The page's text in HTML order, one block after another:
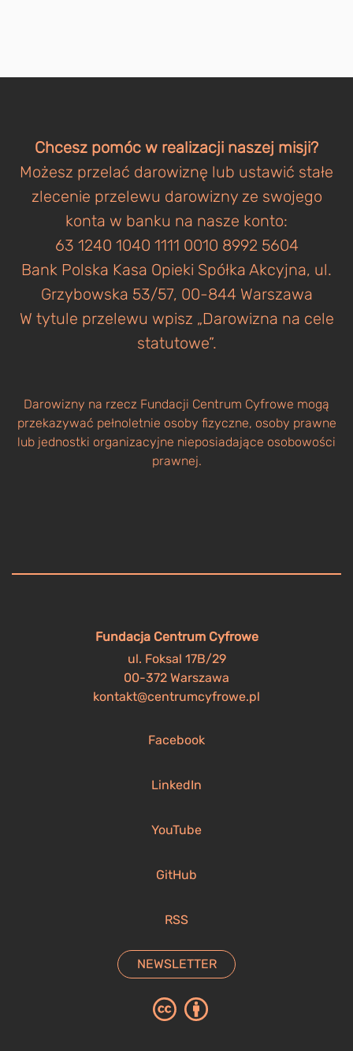
Chcesz pomóc w realizacji naszej misji?
Możesz przelać darowiznę lub ustawić stałe
zlecenie przelewu darowizny ze swojego
konta w banku na nasze konto:
63 1240 1040 1111 0010 8992 5604
Bank Polska Kasa Opieki Spółka Akcyjna, ul.
Grzybowska 53/57, 00-844 Warszawa
W tytule przelewu wpisz „Darowizna na cele
statutowe”.
Darowizny na rzecz Fundacji Centrum Cyfrowe mogą
przekazywać pełnoletnie osoby fizyczne, osoby prawne
lub jednostki organizacyjne nieposiadające osobowości
prawnej.
Fundacja Centrum Cyfrowe
ul. Foksal 17B/29
00-372 Warszawa
kontakt@centrumcyfrowe.pl
Facebook
LinkedIn
YouTube
GitHub
RSS
NEWSLETTER